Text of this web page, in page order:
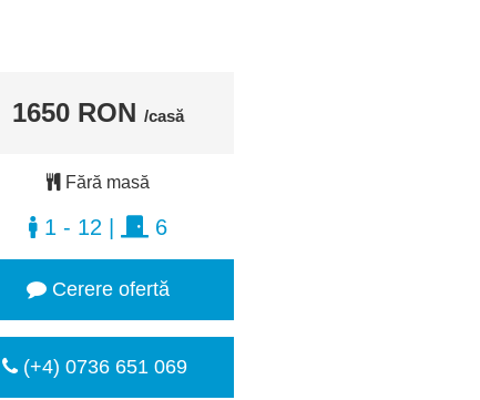
1650 RON /casă
Fără masă
1 - 12 6
Cerere ofertă
(+4) 0736 651 069